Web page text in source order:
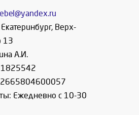
Екатеринбург, Верх-
13
А.И.
Ежедневно с 10-30